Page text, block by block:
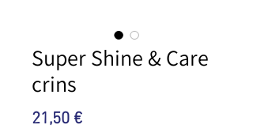
Super Shine & Care
crins
21,50 €Preis